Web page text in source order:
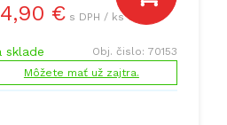
€ s DPH / ks
sklade Obj. čislo: 70153
Môžete mať už zajtra.